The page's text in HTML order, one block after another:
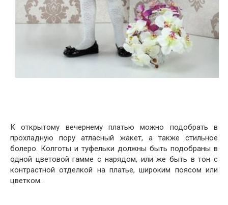
К открытому вечернему платью можно подобрать в
прохладную пору атласный жакет, а также стильное
болеро. Колготы и туфельки должны быть подобраны в
одной цветовой гамме с нарядом, или же быть в тон с
контрастной отделкой на платье, широким поясом или
цветком.